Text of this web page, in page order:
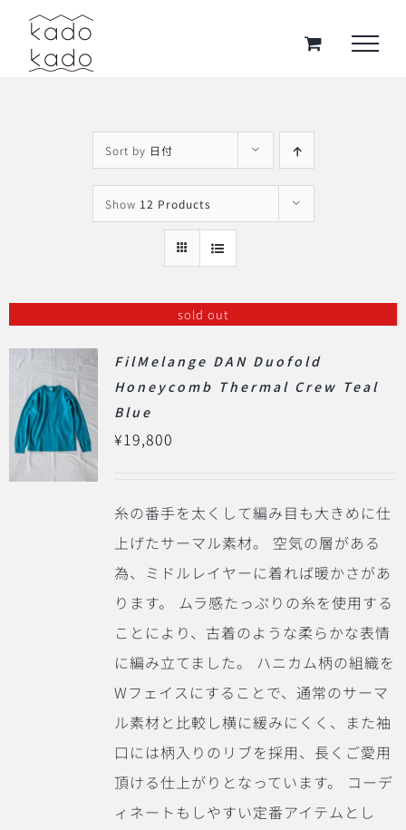
Skip
content
Sort by 日付
Show 12 Products
sold out
FilMelange DAN Duofold
Honeycomb Thermal Crew Teal
Blue
¥19,800
糸の番手を太くして編み目も大きめに仕
上げたサーマル素材。 空気の層がある
為、ミドルレイヤーに着れば暖かさがあ
ります。 ムラ感たっぷりの糸を使用する
ことにより、古着のような柔らかな表情
に編み立てました。 ハニカム柄の組織を
Wフェイスにすることで、通常のサーマ
ル素材と比較し横に緩みにくく、また袖
口には柄入りのリブを採用、長くご愛用
頂ける仕上がりとなっています。 コーデ
ィネートもしやすい定番アイテムとし